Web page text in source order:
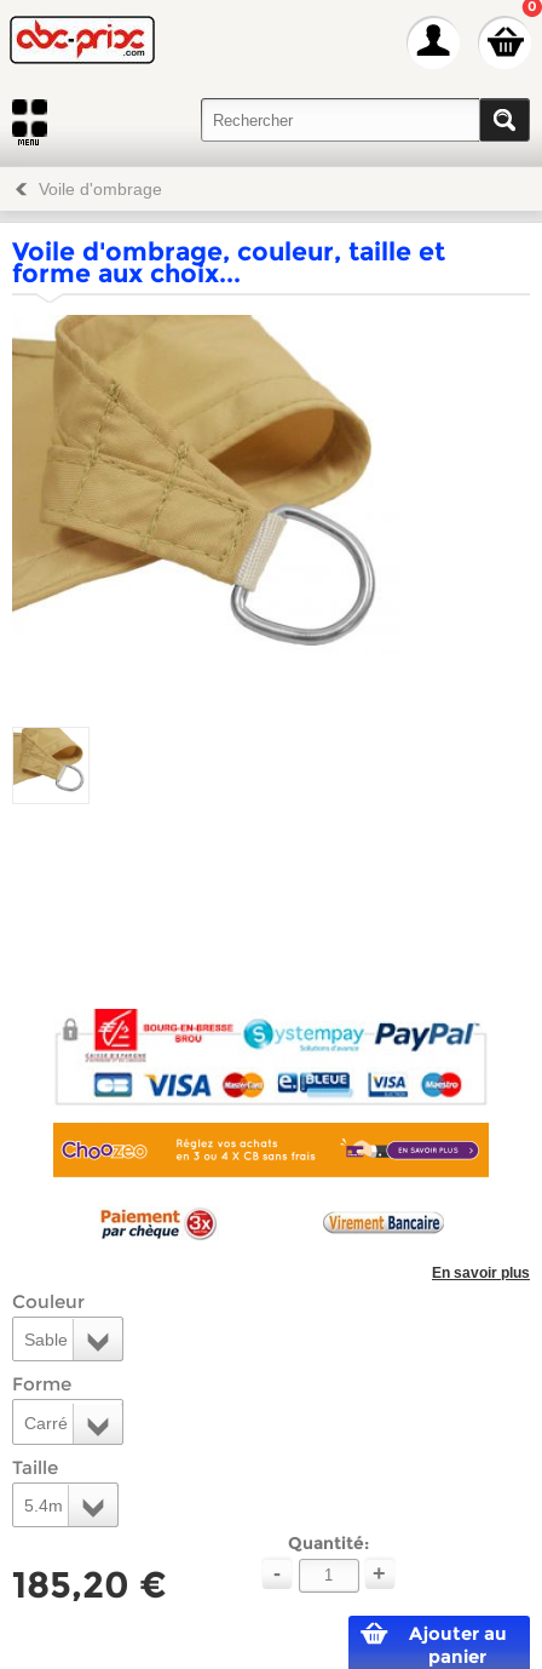
0
Voile d'ombrage
Voile d'ombrage, couleur, taille et
forme aux choix...
En savoir plus
Couleur
Sable
Forme
Carré
Taille
5.4m
185,20 €
Quantité:
- +
Ajouter au
panier